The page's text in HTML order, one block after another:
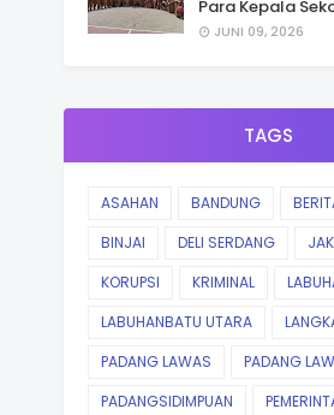
Para Kepala
JUNI 09, 2026
TAGS
ASAHAN BANDUNG
BINJAI
DELI SERDANG
KORUPSI
KRIMINAL
LABUHANBATU UTARA
PADANG LAWAS
PADANG
PADANGSIDIMPUAN